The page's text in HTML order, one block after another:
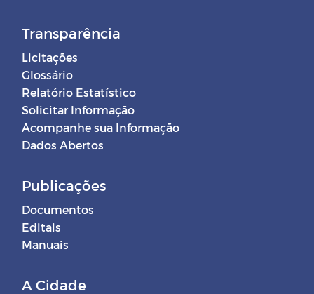
Transparência
Licitações
Glossário
Relatório Estatístico
Solicitar Informação
Acompanhe sua Informação
Dados Abertos
Publicações
Documentos
Editais
Manuais
A Cidade